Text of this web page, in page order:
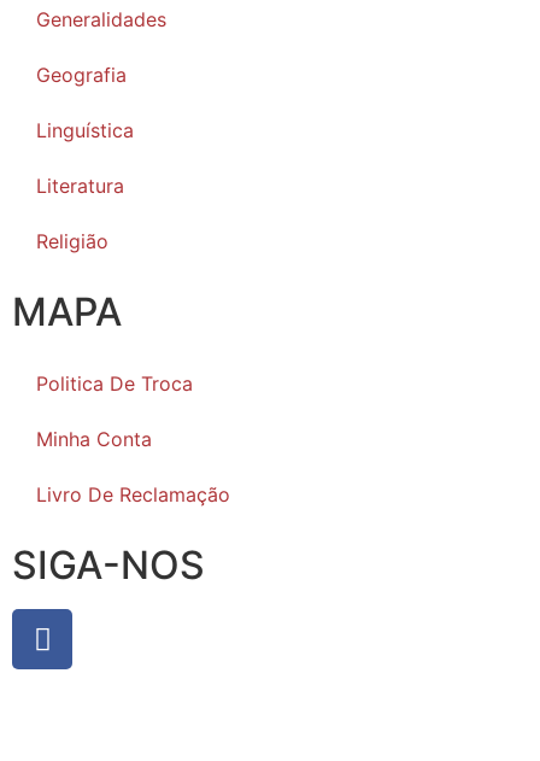
Generalidades
Geografia
Linguística
Literatura
Religião
MAPA
Politica De Troca
Minha Conta
Livro De Reclamação
SIGA-NOS